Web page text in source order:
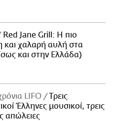
Red Jane Grill: Η πιο
και χαλαρή αυλή στα
και στην Ελλάδα)
LIFO
Tρεις
Έλληνες μουσικοί, τρεις
απώλειες